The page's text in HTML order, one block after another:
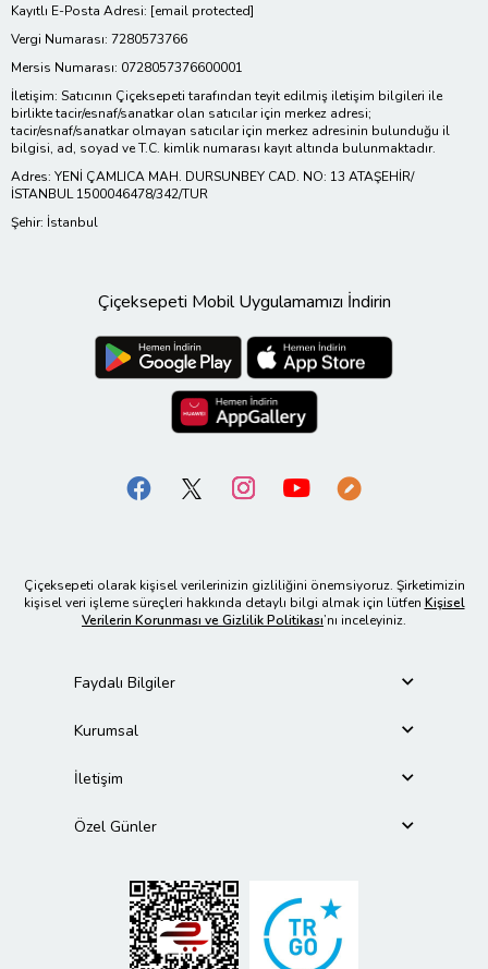
Kayıtlı E-Posta Adresi: [email protected]
Vergi Numarası: 7280573766
Mersis Numarası: 0728057376600001
İletişim: Satıcının Çiçeksepeti tarafından teyit edilmiş iletişim bilgileri ile
birlikte tacir/esnaf/sanatkar olan satıcılar için merkez adresi;
tacir/esnaf/sanatkar olmayan satıcılar için merkez adresinin bulunduğu il
bilgisi, ad, soyad ve T.C. kimlik numarası kayıt altında bulunmaktadır.
Adres: YENİ ÇAMLICA MAH. DURSUNBEY CAD. NO: 13 ATAŞEHİR/
İSTANBUL 1500046478/342/TUR
Şehir: İstanbul
Çiçeksepeti Mobil Uygulamamızı İndirin
Çiçeksepeti olarak kişisel verilerinizin gizliliğini önemsiyoruz. Şirketimizin
kişisel veri işleme süreçleri hakkında detaylı bilgi almak için lütfen Kişisel
Verilerin Korunması ve Gizlilik Politikası’nı inceleyiniz.
Faydalı Bilgiler
Kurumsal
İletişim
Özel Günler